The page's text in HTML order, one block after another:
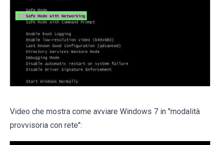
Video che mostra come avviare Windows 7 in "modalità
provvisoria con rete":